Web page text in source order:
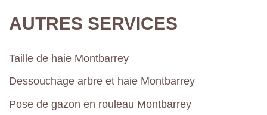
AUTRES SERVICES
Taille de haie Montbarrey
Dessouchage arbre et haie Montbarrey
Pose de gazon en rouleau Montbarrey